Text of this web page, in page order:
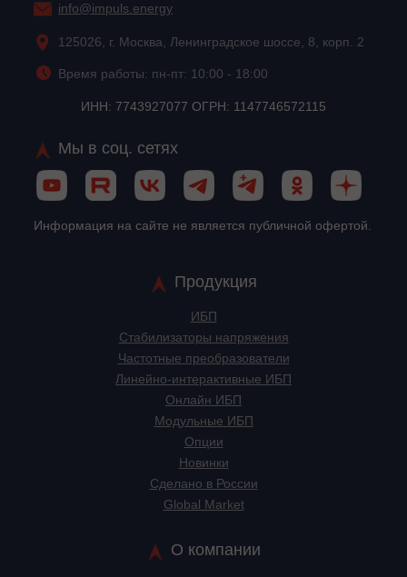
info@impuls.energy
125026, г. Москва, Ленинградское шоссе, 8, корп. 2
Время работы: пн-пт: 10:00 - 18:00
ИНН: 7743927077 ОГРН: 1147746572115
Мы в соц. сетях
Информация на сайте не является публичной офертой.
Продукция
ИБП
Стабилизаторы напряжения
Частотные преобразователи
Линейно-интерактивные ИБП
Онлайн ИБП
Модульные ИБП
Опции
Новинки
Сделано в России
Global Market
О компании